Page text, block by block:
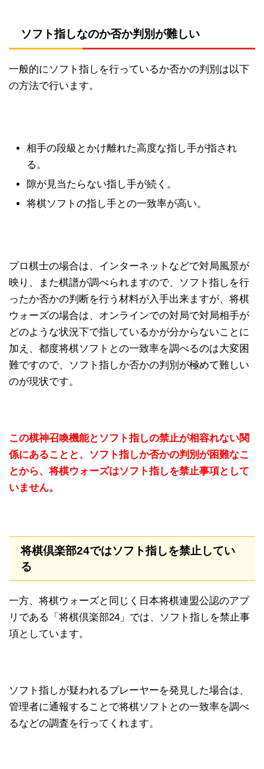
ソフト指しなのか否か判別が難しい
一般的にソフト指しを行っているか否かの判別は以下
の方法で行います。
相手の段級とかけ離れた高度な指し手が指され
る。
隙が見当たらない指し手が続く。
将棋ソフトの指し手との一致率が高い。
プロ棋士の場合は、インターネットなどで対局風景が
映り、また棋譜が調べられますので、ソフト指しを行
ったか否かの判断を行う材料が入手出来ますが、将棋
ウォーズの場合は、オンラインでの対局で対局相手が
どのような状況下で指しているかが分からないことに
加え、都度将棋ソフトとの一致率を調べるのは大変困
難ですので、ソフト指しか否かの判別が極めて難しい
のが現状です。
この棋神召喚機能とソフト指しの禁止が相容れない関
係にあることと、ソフト指しか否かの判別が困難なこ
とから、将棋ウォーズはソフト指しを禁止事項として
いません。
将棋倶楽部24ではソフト指しを禁止してい
る
一方、将棋ウォーズと同じく日本将棋連盟公認のアプ
リである「将棋倶楽部24」では、ソフト指しを禁止事
項としています。
ソフト指しが疑われるプレーヤーを発見した場合は、
管理者に通報することで将棋ソフトとの一致率を調べ
るなどの調査を行ってくれます。